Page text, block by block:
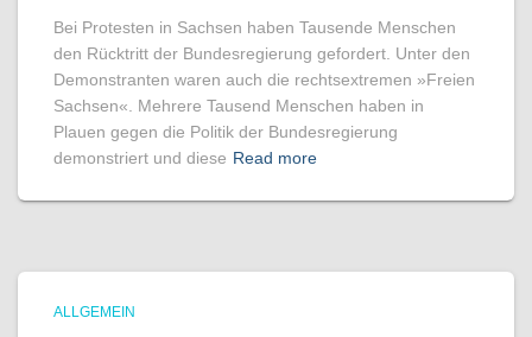
Bei Protesten in Sachsen haben Tausende Menschen
den Rücktritt der Bundesregierung gefordert. Unter den
Demonstranten waren auch die rechtsextremen »Freien
Sachsen«. Mehrere Tausend Menschen haben in
Plauen gegen die Politik der Bundesregierung
demonstriert und diese Read more
ALLGEMEIN